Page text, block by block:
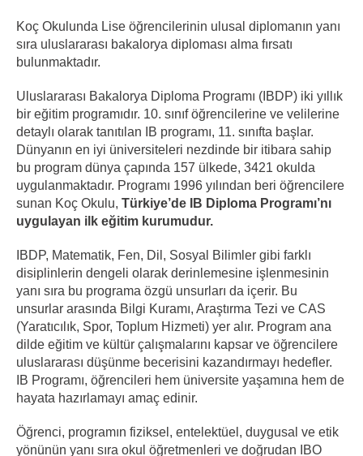
Koç Okulunda Lise öğrencilerinin ulusal diplomanın yanı
sıra uluslararası bakalorya diploması alma fırsatı
bulunmaktadır.
Uluslararası Bakalorya Diploma Programı (IBDP) iki yıllık
bir eğitim programıdır. 10. sınıf öğrencilerine ve velilerine
detaylı olarak tanıtılan IB programı, 11. sınıfta başlar.
Dünyanın en iyi üniversiteleri nezdinde bir itibara sahip
bu program dünya çapında 157 ülkede, 3421 okulda
uygulanmaktadır. Programı 1996 yılından beri öğrencilere
sunan Koç Okulu, Türkiye’de IB Diploma Programı’nı
uygulayan ilk eğitim kurumudur.
IBDP, Matematik, Fen, Dil, Sosyal Bilimler gibi farklı
disiplinlerin dengeli olarak derinlemesine işlenmesinin
yanı sıra bu programa özgü unsurları da içerir. Bu
unsurlar arasında Bilgi Kuramı, Araştırma Tezi ve CAS
(Yaratıcılık, Spor, Toplum Hizmeti) yer alır. Program ana
dilde eğitim ve kültür çalışmalarını kapsar ve öğrencilere
uluslararası düşünme becerisini kazandırmayı hedefler.
IB Programı, öğrencileri hem üniversite yaşamına hem de
hayata hazırlamayı amaç edinir.
Öğrenci, programın fiziksel, entelektüel, duygusal ve etik
yönünün yanı sıra okul öğretmenleri ve doğrudan IBO